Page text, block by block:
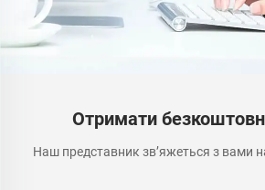
Отримати
Наш представник зв’яжеться з вами